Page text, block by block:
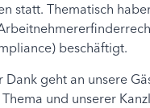
statt. Thematisch
beschäftigt.
Dank geht an unsere
und unserer